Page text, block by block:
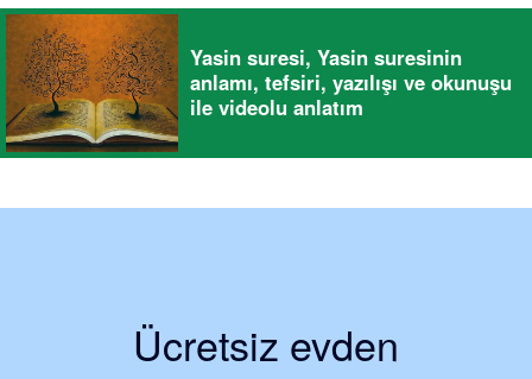
Yasin suresi, Yasin suresinin
anlamı, tefsiri, yazılışı ve okunuşu
ile videolu anlatım
Ücretsiz evden